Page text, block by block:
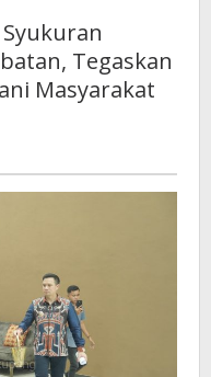
Tegaskan
Masyarakat